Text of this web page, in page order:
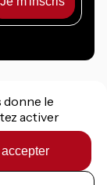
donne le
activer